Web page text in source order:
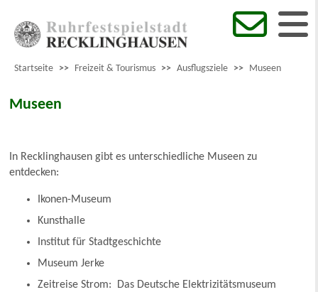
Startseite >> Freizeit & Tourismus >> Ausflugsziele >> Museen
Museen
In Recklinghausen gibt es unterschiedliche Museen zu
entdecken:
Ikonen-Museum
Kunsthalle
Institut für Stadtgeschichte
Museum Jerke
Zeitreise Strom: Das Deutsche Elektrizitätsmuseum